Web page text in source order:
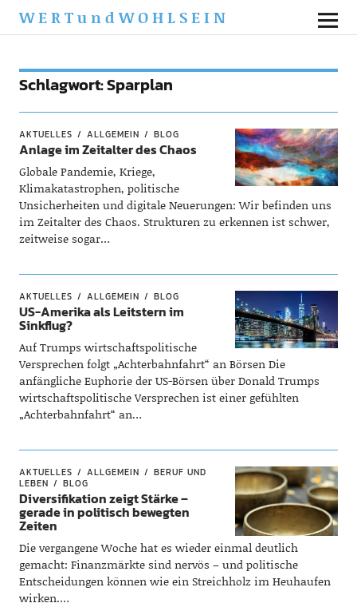
WERTundWOHLSEIN
Schlagwort:Sparplan
AKTUELLES ALLGEMEIN BLOG
Anlage im Zeitalter des Chaos
Globale Pandemie, Kriege,
Klimakatastrophen, politische
Unsicherheiten und digitale Neuerungen: Wir befinden uns
im Zeitalter des Chaos. Strukturen zu erkennen ist schwer,
zeitweise sogar…
AKTUELLES ALLGEMEIN BLOG
US-Amerika als Leitstern im
Sinkflug?
Auf Trumps wirtschaftspolitische
Versprechen folgt „Achterbahnfahrt“ an Börsen Die
anfängliche Euphorie der US-Börsen über Donald Trumps
wirtschaftspolitische Versprechen ist einer gefühlten
„Achterbahnfahrt“ an…
AKTUELLES ALLGEMEIN
BERUF UND
LEBEN
BLOG
Diversifikation zeigt Stärke –
gerade in politisch bewegten
Zeiten
Die vergangene Woche hat es wieder einmal deutlich
gemacht: Finanzmärkte sind nervös – und politische
Entscheidungen können wie ein Streichholz im Heuhaufen
wirken.…